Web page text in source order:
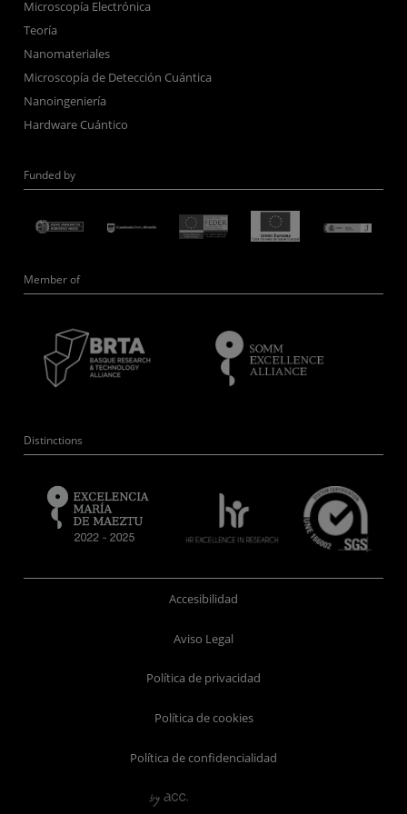
Microscopía Electrónica
Teoría
Nanomateriales
Microscopía de Detección Cuántica
Nanoingeniería
Hardware Cuántico
Funded by
Member of
Distinctions
Accesibilidad
Aviso Legal
Política de privacidad
Política de cookies
Política de confidencialidad